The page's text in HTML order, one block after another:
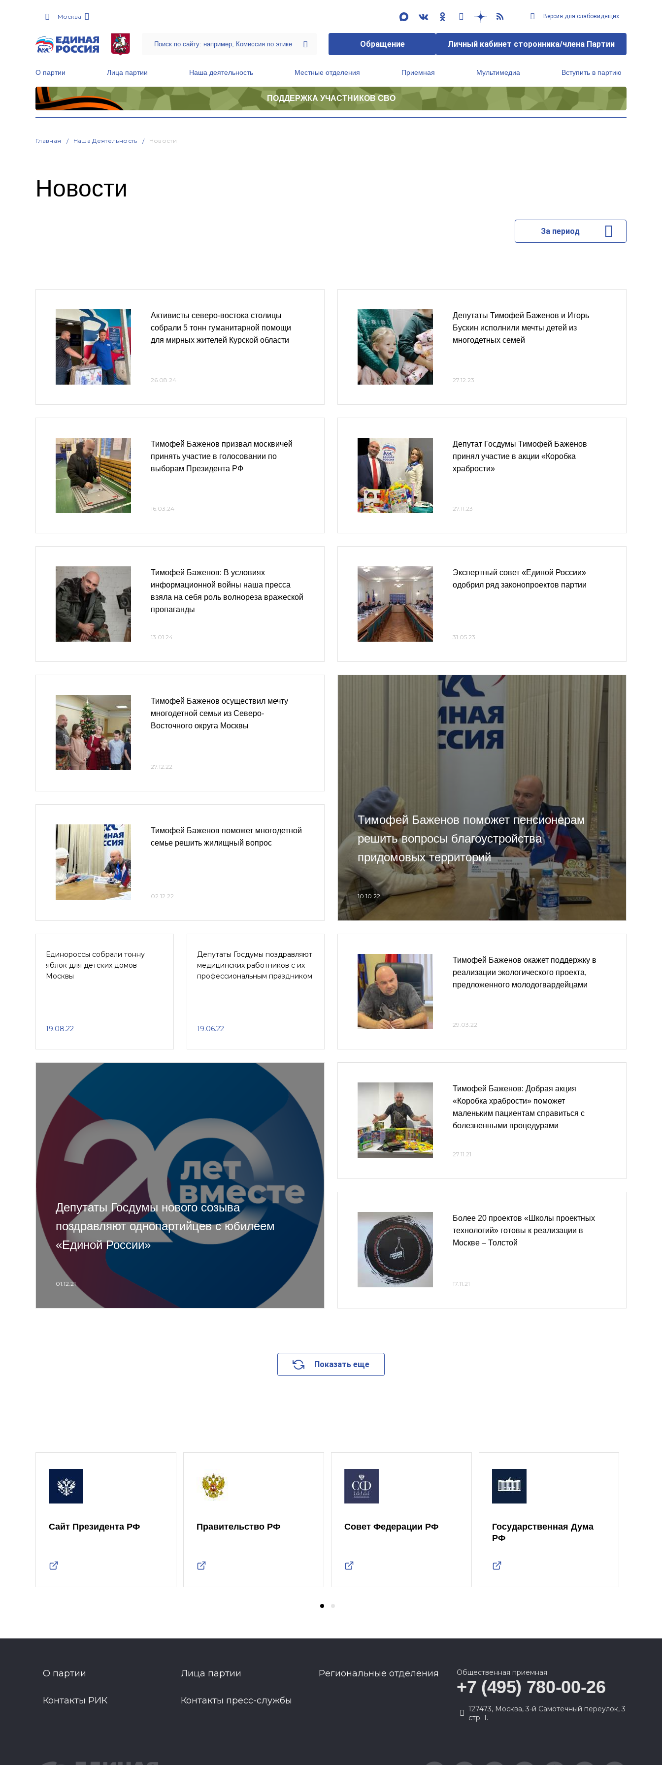
Москва Версия для слабовидящих
Обращение Личный кабинет сторонника/члена Партии
О партии Лица партии Наша деятельность Местные отделения Приемная Мультимедиа Вступить в партию
ПОДДЕРЖКА УЧАСТНИКОВ СВО
Главная Наша Деятельность Новости
Новости
За период
Активисты северо-востока столицы
собрали 5 тонн гуманитарной помощи
для мирных жителей Курской области
26.08.24
Тимофей Баженов призвал москвичей
принять участие в голосовании по
выборам Президента РФ
16.03.24
Тимофей Баженов: В условиях
информационной войны наша пресса
взяла на себя роль волнореза вражеской
пропаганды
13.01.24
Депутаты Тимофей Баженов и Игорь
Бускин исполнили мечты детей из
многодетных семей
27.12.23
Депутат Госдумы Тимофей Баженов
принял участие в акции «Коробка
храбрости»
27.11.23
Экспертный совет «Единой России»
одобрил ряд законопроектов партии
31.05.23
Тимофей Баженов осуществил мечту
многодетной семьи из Северо-
Восточного округа Москвы
27.12.22
Тимофей Баженов поможет многодетной
семье решить жилищный вопрос
02.12.22
Тимофей Баженов поможет пенсионерам
решить вопросы благоустройства
придомовых территорий
10.10.22
Единороссы собрали тонну
яблок для детских домов
Москвы
19.08.22
Депутаты Госдумы поздравляют
медицинских работников с их
профессиональным праздником
19.06.22
Тимофей Баженов окажет поддержку в
реализации экологического проекта,
предложенного молодогвардейцами
29.03.22
Депутаты Госдумы нового созыва
поздравляют однопартийцев с юбилеем
«Единой России»
01.12.21
Тимофей Баженов: Добрая акция
«Коробка храбрости» поможет
маленьким пациентам справиться с
болезненными процедурами
27.11.21
Более 20 проектов «Школы проектных
технологий» готовы к реализации в
Москве – Толстой
17.11.21
Показать еще
Сайт Президента РФ Правительство РФ Совет Федерации РФ
Государственная Дума
РФ
О партии Лица партии Региональные отделения
Контакты РИК Контакты пресс-службы
Общественная приемная
+7 (495) 780-00-26
127473, Москва, 3-й Самотечный переулок, 3
стр. 1.